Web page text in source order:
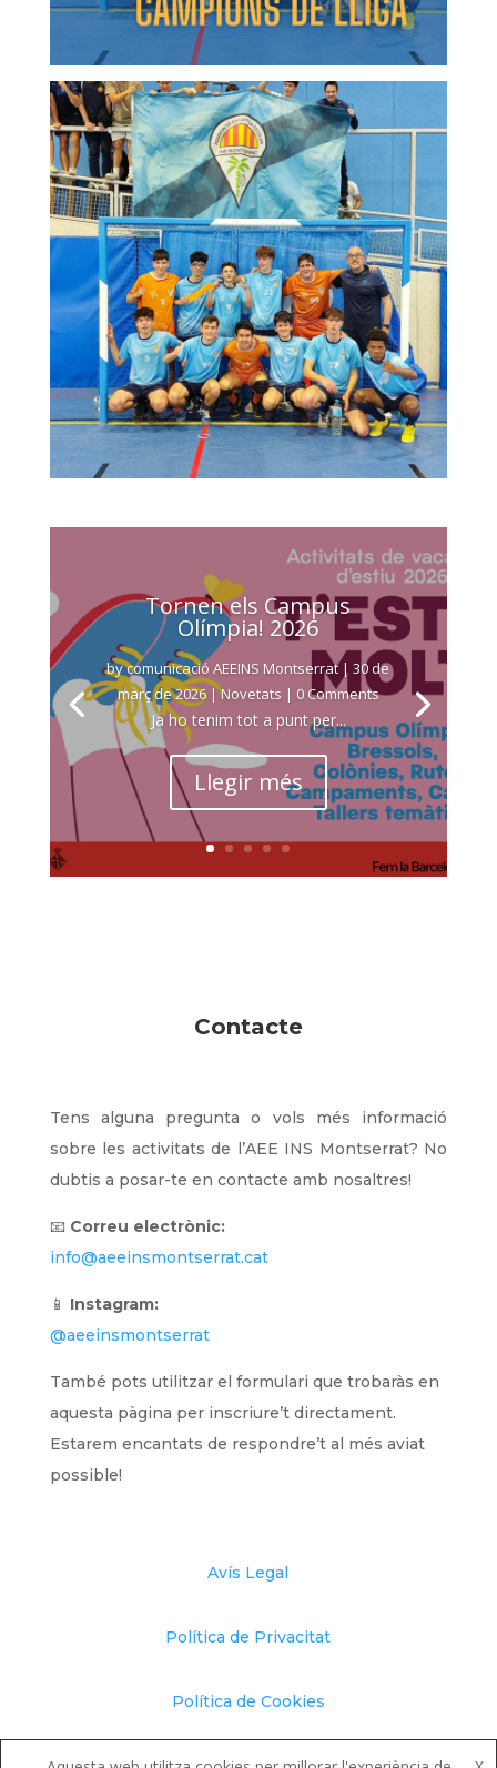
Tornen els Campus
Olímpia! 2026
bycomunicació AEEINS Montserrat|30 de
març de 2026|Novetats | 0 Comments
Ja ho tenim tot a punt per...
Llegir més
Contacte
Tens alguna pregunta o vols més informació
sobre les activitats de l’AEE INS Montserrat? No
dubtis a posar-te en contacte amb nosaltres!
📧 Correu electrònic:
info@aeeinsmontserrat.cat
📱 Instagram:
@aeeinsmontserrat
També pots utilitzar el formulari que trobaràs en
aquesta pàgina per inscriure’t directament.
Estarem encantats de respondre’t al més aviat
possible!
Avís Legal
Política de Privacitat
Política de Cookies